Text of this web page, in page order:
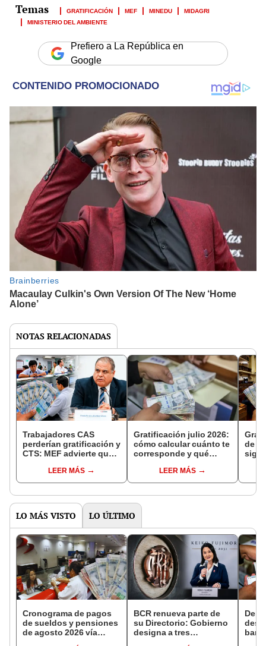
GRATIFICACIÓN MEF MINEDU
MIDAGRI
MINISTERIO DEL AMBIENTE
Prefiero a La República en
Google
NOTAS RELACIONADAS
Trabajadores CAS
perderían gratificación y
CTS: MEF advierte que
aprobado por el
Congreso no recibirían
LEER MÁS
Gratificación julio 2026:
cómo calcular cuánto te
corresponde y qué
montoLEER MÁS
de
LO MÁS VISTO LO ÚLTIMO
Cronograma de pagos
de sueldos y pensiones
de agosto 2026 vía
BCR renueva parte de
su Directorio: Gobierno
designa a tres